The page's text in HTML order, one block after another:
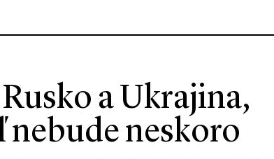
a Ukrajina,
nebude neskoro